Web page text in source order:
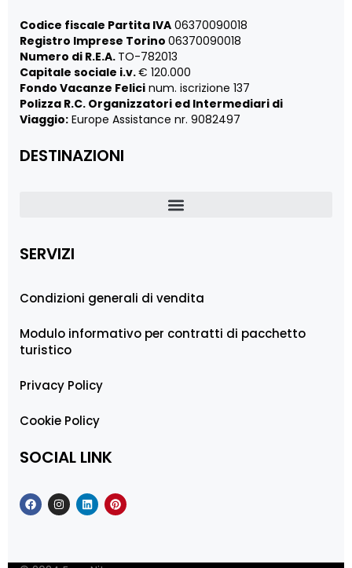
Codice fiscale Partita IVA 06370090018
Registro Imprese Torino 06370090018
Numero di R.E.A. TO-782013
Capitale sociale i.v.€ 120.000
Fondo Vacanze Felici num. iscrizione 137
Polizza R.C. Organizzatori ed Intermediari di
Viaggio: Europe Assistance nr. 9082497
DESTINAZIONI
SERVIZI
Condizioni generali di vendita
Modulo informativo per contratti di pacchetto
turistico
Privacy Policy
Cookie Policy
SOCIAL LINK